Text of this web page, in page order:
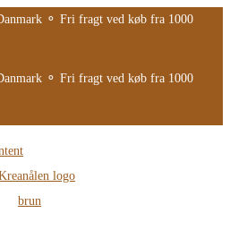
⚬ Fri fragt ved køb fra 1000
⚬ Fri fragt ved køb fra 1000